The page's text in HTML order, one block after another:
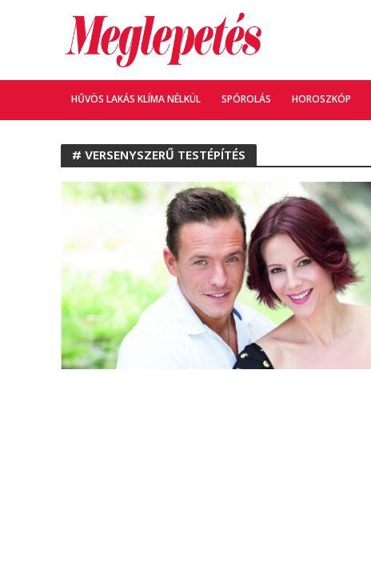
HŰVÖS LAKÁS KLÍMA NÉLKÜL SPÓROLÁS HOROSZKÓP
# VERSENYSZERŰ TESTÉPÍTÉS